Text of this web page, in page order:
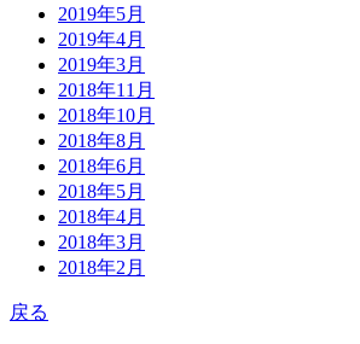
2019年5月
2019年4月
2019年3月
2018年11月
2018年10月
2018年8月
2018年6月
2018年5月
2018年4月
2018年3月
2018年2月
戻る